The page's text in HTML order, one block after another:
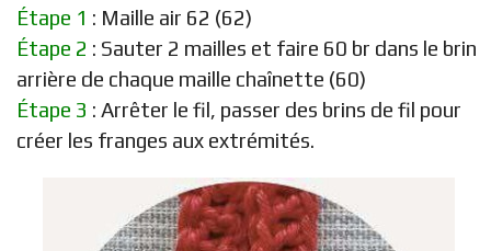
Étape 1 : Maille air 62 (62)
Étape 2 : Sauter 2 mailles et faire 60 br dans le brin
arrière de chaque maille chaînette (60)
Étape 3 : Arrêter le fil, passer des brins de fil pour
créer les franges aux extrémités.